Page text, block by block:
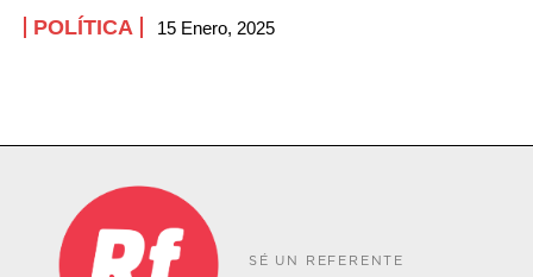
POLÍTICA 15 Enero, 2025
SÉ UN REFERENTE